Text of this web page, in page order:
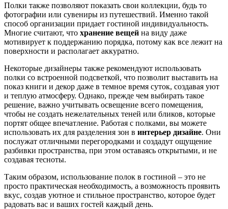
Полки также позволяют показать свои коллекции, будь то
фотографии или сувениры из путешествий. Именно такой
способ организации придает гостиной индивидуальность.
Многие считают, что хранение вещей на виду даже
мотивирует к поддержанию порядка, потому как все лежит на
поверхности и располагает аккуратно.
Некоторые дизайнеры также рекомендуют использовать
полки со встроенной подсветкой, что позволит выставить на
показ книги и декор даже в темное время суток, создавая уют
и теплую атмосферу. Однако, прежде чем выбирать такое
решение, важно учитывать освещение всего помещения,
чтобы не создать нежелательных теней или бликов, которые
портят общее впечатление. Работая с полками, вы можете
использовать их для разделения зон в интерьер дизайне. Они
послужат отличными перегородками и создадут ощущение
разбивки пространства, при этом оставаясь открытыми, и не
создавая тесноты.
Таким образом, использование полок в гостиной – это не
просто практическая необходимость, а возможность проявить
вкус, создав уютное и стильное пространство, которое будет
радовать вас и ваших гостей каждый день.